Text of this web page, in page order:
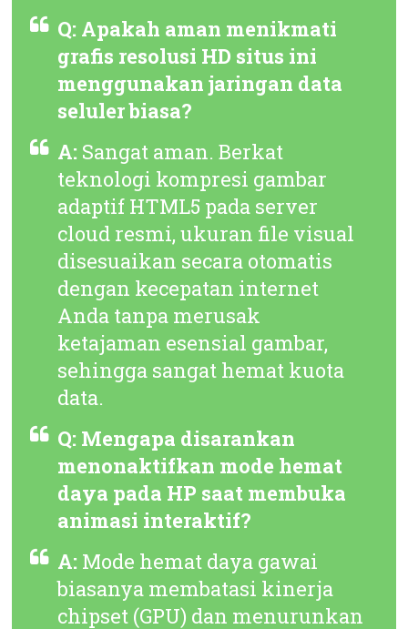
Q: Apakah aman menikmati
grafis resolusi HD situs ini
menggunakan jaringan data
seluler biasa?
A: Sangat aman. Berkat
teknologi kompresi gambar
adaptif HTML5 pada server
cloud resmi, ukuran file visual
disesuaikan secara otomatis
dengan kecepatan internet
Anda tanpa merusak
ketajaman esensial gambar,
sehingga sangat hemat kuota
data.
Q: Mengapa disarankan
menonaktifkan mode hemat
daya pada HP saat membuka
animasi interaktif?
A: Mode hemat daya gawai
biasanya membatasi kinerja
chipset (GPU) dan menurunkan